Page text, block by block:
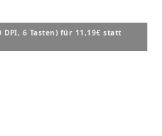
DPI, 6 Tasten) für 11,19€ statt